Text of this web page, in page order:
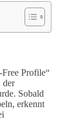
Profile“
der
Sobald
erkennt